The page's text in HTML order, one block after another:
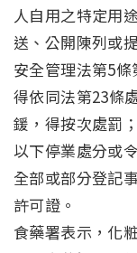
人自用之特定用
送、公開陳列或
安全管理法第5
得依同法第23條
鍰，得按次處罰
以下停業處分或
全部或部分登記
許可證。
食藥署表示，化